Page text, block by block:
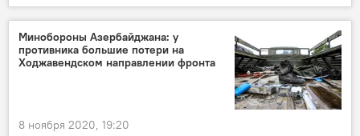
Азербайджан
Карабах
ВУЗ
студентка
работы
Минобороны Азербайджана: у
противника большие потери на
Ходжавендском направлении фронта
8 ноября 2020, 19:20